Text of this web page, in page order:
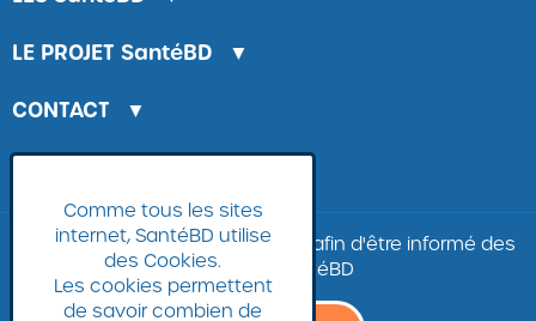
Comme tous les sites
internet, SantéBD utilise
des Cookies.
Les cookies permettent
de savoir combien de
LE PROJET SantéBD
▼
CONTACT
▼
LA BANQUE D'IMAGES
Inscrivez-vous àlanewsletter
afin d'être informé des
nouvelles SantéBD